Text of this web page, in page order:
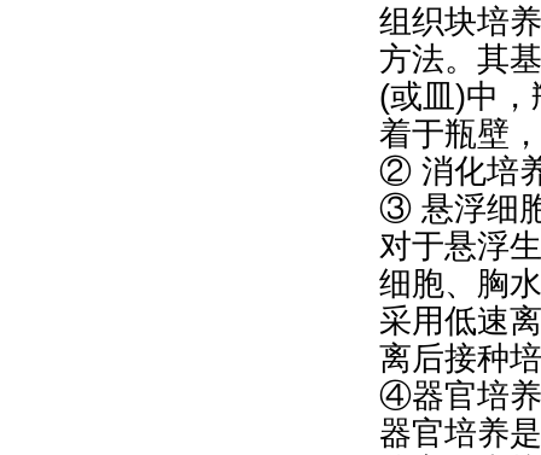
组织块培
方法。其
(或皿)中
着于瓶壁
② 消化培
③ 悬浮细
对于悬浮
细胞、胸
采用低速
离后接种
④器官培养
器官培养